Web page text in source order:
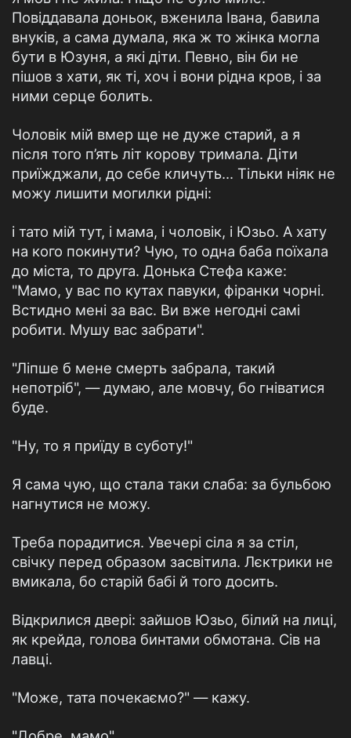
Повіддавала доньок, вженила Івана, бавила
внуків, а сама думала, яка ж то жінка могла
бути в Юзуня, а які діти. Певно, він би не
пішов з хати, як ті, хоч і вони рідна кров, і за
ними серце болить.
Чоловік мій вмер ще не дуже старий, а я
після того п’ять літ корову тримала. Діти
приїжджали, до себе кличуть... Тільки ніяк не
можу лишити могилки рідні:
і тато мій тут, і мама, і чоловік, і Юзьо. А хату
на кого покинути? Чую, то одна баба поїхала
до міста, то друга. Донька Стефа каже:
"Мамо, у вас по кутах павуки, фіранки чорні.
Встидно мені за вас. Ви вже негодні самі
робити. Мушу вас забрати".
"Ліпше б мене смерть забрала, такий
непотріб", — думаю, але мовчу, бо гніватися
буде.
"Ну, то я приїду в суботу!"
Я сама чую, що стала таки слаба: за бульбою
нагнутися не можу.
Треба порадитися. Увечері сіла я за стіл,
свічку перед образом засвітила. Лєктрики не
вмикала, бо старій бабі й того досить.
Відкрилися двері: зайшов Юзьо, білий на лиці,
як крейда, голова бинтами обмотана. Сів на
лавці.
"Може, тата почекаємо?" — кажу.